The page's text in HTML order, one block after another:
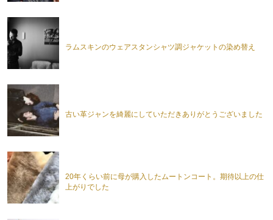
ラムスキンのウェアスタンシャツ調ジャケットの染め替え
古い革ジャンを綺麗にしていただきありがとうございました
20年くらい前に母が購入したムートンコート。期待以上の仕
上がりでした